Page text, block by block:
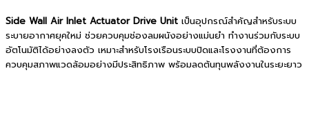
Side Wall Air Inlet Actuator Drive Unit เป็นอุปกรณ์สำคัญสำหรับระบบ
ระบายอากาศยุคใหม่ ช่วยควบคุมช่องลมผนังอย่างแม่นยำ ทำงานร่วมกับระบบ
อัตโนมัติได้อย่างลงตัว เหมาะสำหรับโรงเรือนระบบปิดและโรงงานที่ต้องการ
ควบคุมสภาพแวดล้อมอย่างมีประสิทธิภาพ พร้อมลดต้นทุนพลังงานในระยะยาว